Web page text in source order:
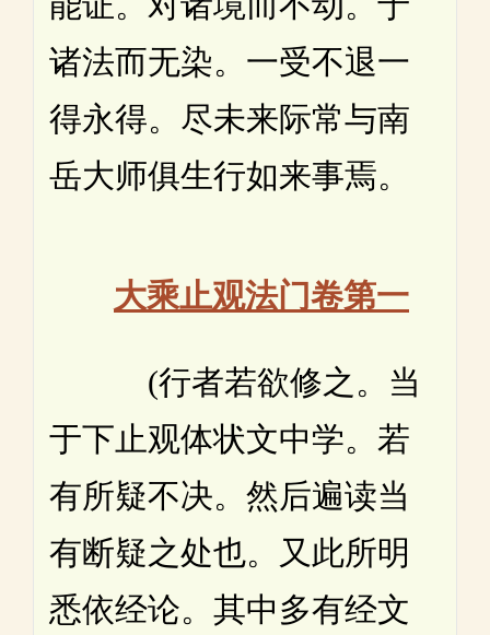
诸法而无染。一受不退一
得永得。尽未来际常与南
岳大师俱生行如来事焉。
大乘止观法门卷第一
(行者若欲修之。当
于下止观体状文中学。若
有所疑不决。然后遍读当
有断疑之处也。又此所明
悉依经论。其中多有经文